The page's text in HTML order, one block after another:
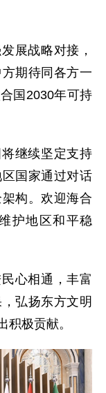
展战略对接，
期待同各方一
国2030年可持
继续坚定支持
国家通过对话
构。欢迎海合
护地区和平稳
心相通，丰富
弘扬东方文明
积极贡献。